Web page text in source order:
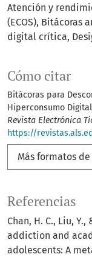
Atención y
(ECOS) Bitácoras
digital crítica
Cómo citar
Bitácoras para
Hiperconsumo
Revista Electrónica
https://
Más formatos
Referencias
Chan, H. C., Liu,
addiction and
adolescents: A